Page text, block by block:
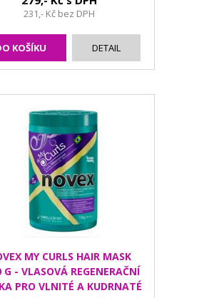
231,- Kč bez DPH
KOŠÍKU DETAIL
MY CURLS HAIR MASK
G - VLASOVÁ REGENERAČNÍ
PRO VLNITÉ A KUDRNATÉ